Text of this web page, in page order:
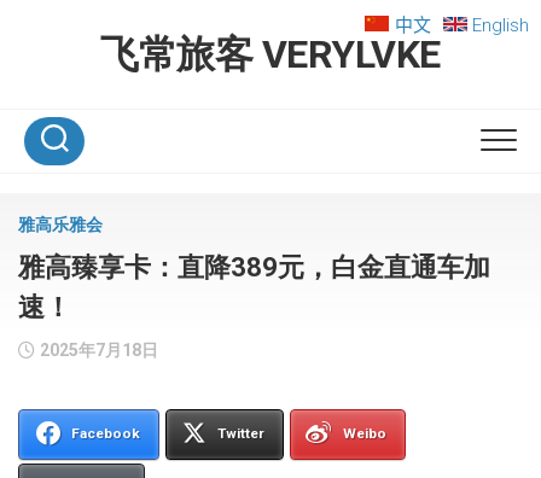
飞常旅客 VERYLVKE
中文 English
雅高乐雅会
雅高臻享卡：直降389元，白金直通车加
速！
2025年7月18日
Facebook Twitter Weibo